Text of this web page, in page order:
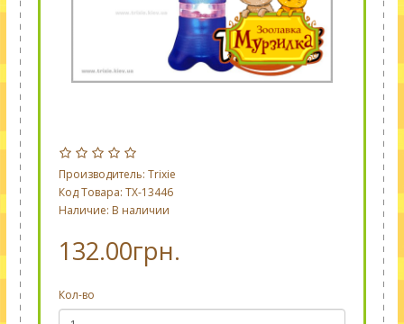
Производитель: Trixie
Код Товара: TX-13446
Наличие: В наличии
132.00грн.
Кол-во